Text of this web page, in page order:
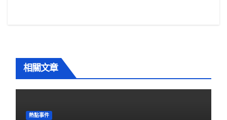
相關文章
熱點事件